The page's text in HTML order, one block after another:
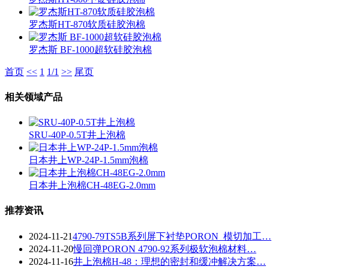
罗杰斯HT-870软质硅胶泡棉
罗杰斯 BF-1000超软硅胶泡棉
首页 << 1 1/1 >> 尾页
相关领域产品
SRU-40P-0.5T井上泡棉
日本井上WP-24P-1.5mm泡棉
日本井上泡棉CH-48EG-2.0mm
推荐资讯
2024-11-214790-79TS5B系列屏下衬垫PORON_模切加工…
2024-11-20慢回弹PORON 4790-92系列极软泡棉材料…
2024-11-16井上泡棉H-48：理想的密封和缓冲解决方案…